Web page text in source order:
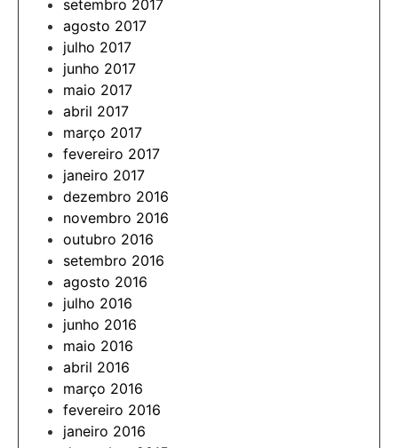
setembro 2017
agosto 2017
julho 2017
junho 2017
maio 2017
abril 2017
março 2017
fevereiro 2017
janeiro 2017
dezembro 2016
novembro 2016
outubro 2016
setembro 2016
agosto 2016
julho 2016
junho 2016
maio 2016
abril 2016
março 2016
fevereiro 2016
janeiro 2016